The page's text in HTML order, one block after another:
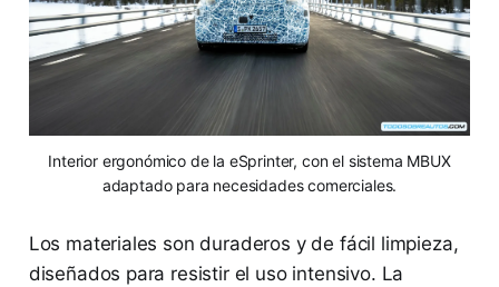
Interior ergonómico de la eSprinter, con el sistema MBUX
adaptado para necesidades comerciales.
Los materiales son duraderos y de fácil limpieza,
diseñados para resistir el uso intensivo. La